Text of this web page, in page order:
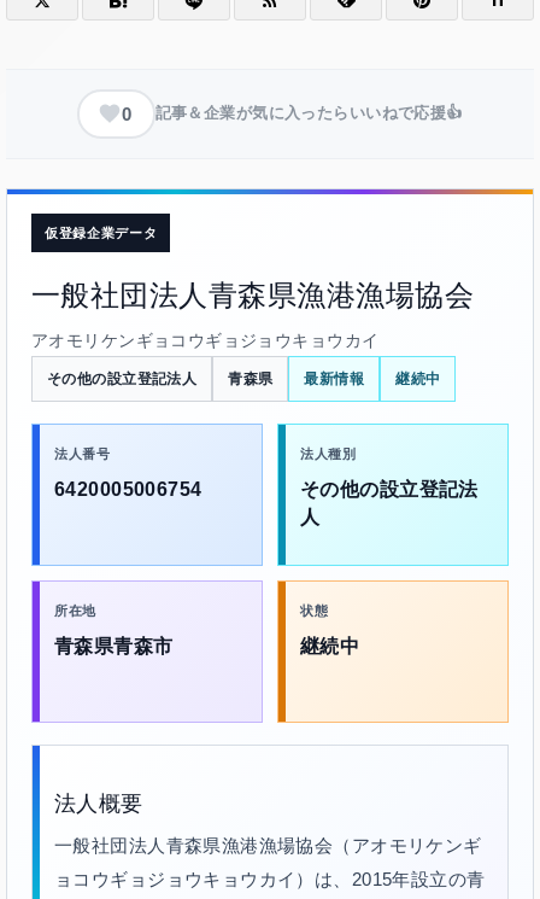
0 記事＆企業が気に入ったらいいねで応援👍
仮登録企業データ
一般社団法人青森県漁港漁場協会
アオモリケンギョコウギョジョウキョウカイ
その他の設立登記法人 青森県 最新情報 継続中
法人番号
6420005006754
法人種別
その他の設立登記法
人
所在地
青森県青森市
状態
継続中
法人概要
一般社団法人青森県漁港漁場協会（アオモリケンギ
ョコウギョジョウキョウカイ）は、2015年設立の青